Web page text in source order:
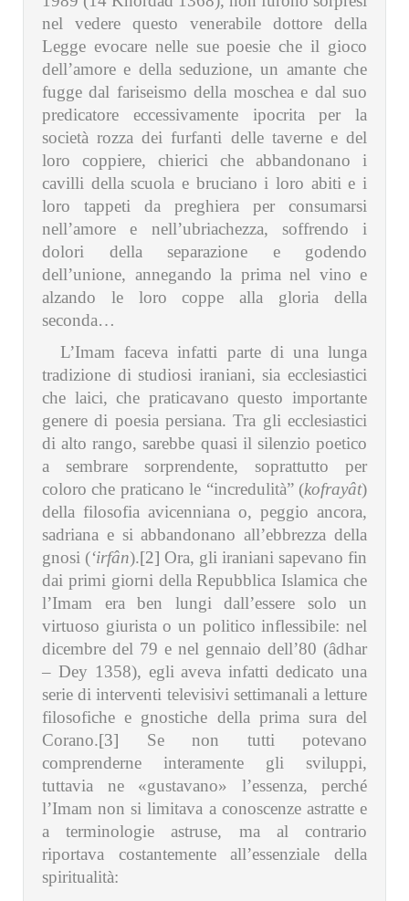
nel vedere questo venerabile dottore della
Legge evocare nelle sue poesie che il gioco
dell’amore e della seduzione, un amante che
fugge dal fariseismo della moschea e dal suo
predicatore eccessivamente ipocrita per la
società rozza dei furfanti delle taverne e del
loro coppiere, chierici che abbandonano i
cavilli della scuola e bruciano i loro abiti e i
loro tappeti da preghiera per consumarsi
nell’amore e nell’ubriachezza, soffrendo i
dolori della separazione e godendo
dell’unione, annegando la prima nel vino e
alzando le loro coppe alla gloria della
seconda…
L’Imam faceva infatti parte di una lunga
tradizione di studiosi iraniani, sia ecclesiastici
che laici, che praticavano questo importante
genere di poesia persiana. Tra gli ecclesiastici
di alto rango, sarebbe quasi il silenzio poetico
a sembrare sorprendente, soprattutto per
coloro che praticano le “incredulità” (kofrayât)
della filosofia avicenniana o, peggio ancora,
sadriana e si abbandonano all’ebbrezza della
gnosi (‘irfân).[2] Ora, gli iraniani sapevano fin
dai primi giorni della Repubblica Islamica che
l’Imam era ben lungi dall’essere solo un
virtuoso giurista o un politico inflessibile: nel
dicembre del 79 e nel gennaio dell’80 (âdhar
– Dey 1358), egli aveva infatti dedicato una
serie di interventi televisivi settimanali a letture
filosofiche e gnostiche della prima sura del
Corano.[3] Se non tutti potevano
comprenderne interamente gli sviluppi,
tuttavia ne «gustavano» l’essenza, perché
l’Imam non si limitava a conoscenze astratte e
a terminologie astruse, ma al contrario
riportava costantemente all’essenziale della
spiritualità: